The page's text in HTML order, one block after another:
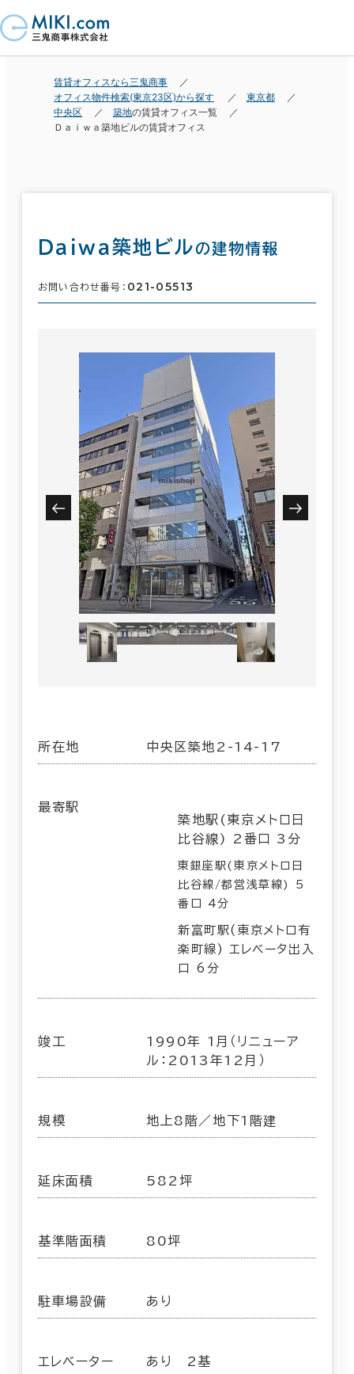
賃貸オフィスなら三鬼商事
オフィス物件検索(東京23区)から探す
東京都
中央区
築地の賃貸オフィス一覧
Ｄａｉｗａ築地ビルの賃貸オフィス
Ｄａｉｗａ築地ビルの建物情報
お問い合わせ番号： 021-05513
所在地 中央区築地2-14-17
最寄駅
築地駅(東京メトロ日
比谷線) 2番口 3分
東銀座駅(東京メトロ日
比谷線/都営浅草線) 5
番口 4分
新富町駅(東京メトロ有
楽町線) エレベータ出入
口 6分
竣工
1990年 1月（リニューア
ル：2013年12月）
規模 地上8階／地下1階建
延床面積 582坪
基準階面積 80坪
駐車場設備 あり
エレベーター あり 2基